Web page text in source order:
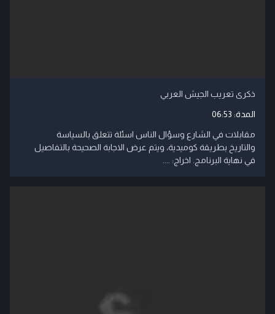
ذكرى تعريب الجيش العربي
المدة: 06:53
مقابلات في الشارع وسؤال الناس اسئلة تتعلق بالسياسة
والتاريخ بطريقة كوميدية، ويتم عرض الاجابة الصحيحة بالتفاصيل
في نهاية البرنامج. اخراج: ....